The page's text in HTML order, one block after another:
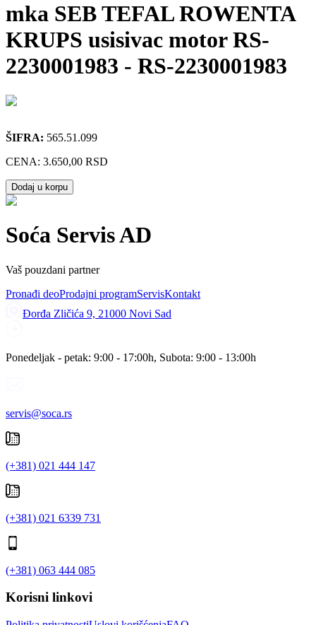
mka SEB TEFAL ROWENTA
KRUPS usisivac motor RS-
2230001983 - RS-2230001983
ŠIFRA: 565.51.099
CENA: 3.650,00 RSD
Dodaj u korpu
Soća Servis AD
Vaš pouzdani partner
Pronađi deoProdajni programServisKontakt
Đorđa Zličića 9, 21000 Novi Sad
Ponedeljak - petak: 9:00 - 17:00h, Subota: 9:00 - 13:00h
servis@soca.rs
(+381) 021 444 147
(+381) 021 6339 731
(+381) 063 444 085
Korisni linkovi